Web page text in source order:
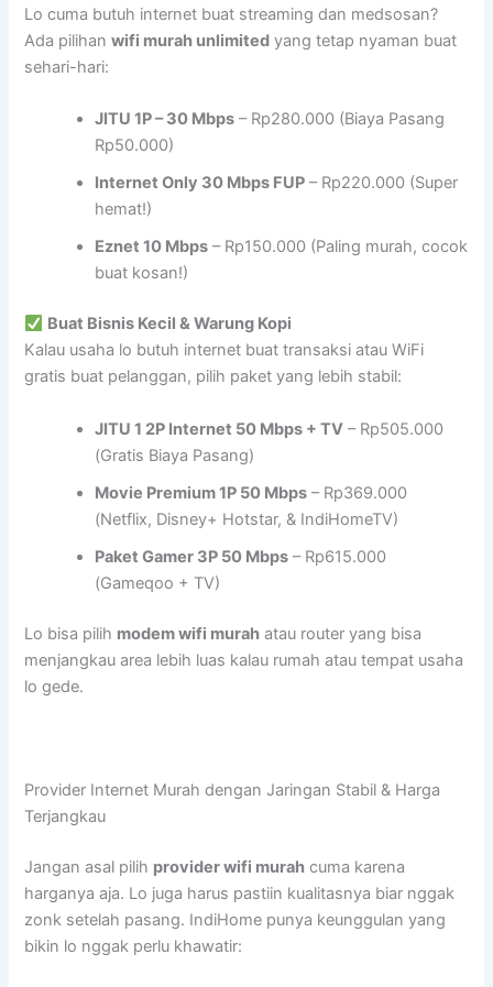
Lo cuma butuh internet buat streaming dan medsosan?
Ada pilihanwifi murah unlimited yang tetap nyaman buat
sehari-hari:
JITU 1P – 30 Mbps – Rp280.000 (Biaya Pasang
Rp50.000)
Internet Only 30 Mbps FUP – Rp220.000 (Super
hemat!)
Eznet 10 Mbps – Rp150.000 (Paling murah, cocok
buat kosan!)
Buat Bisnis Kecil & Warung Kopi
Kalau usaha lo butuh internet buat transaksi atau WiFi
gratis buat pelanggan, pilih paket yang lebih stabil:
JITU 1 2P Internet 50 Mbps + TV – Rp505.000
(Gratis Biaya Pasang)
Movie Premium 1P 50 Mbps – Rp369.000
(Netflix, Disney+ Hotstar, & IndiHomeTV)
Paket Gamer 3P 50 Mbps – Rp615.000
(Gameqoo + TV)
Lo bisa pilih modem wifi murah atau router yang bisa
menjangkau area lebih luas kalau rumah atau tempat usaha
lo gede.
Provider Internet Murah dengan Jaringan Stabil & Harga
Terjangkau
Jangan asal pilih provider wifi murah cuma karena
harganya aja. Lo juga harus pastiin kualitasnya biar nggak
zonk setelah pasang. IndiHome punya keunggulan yang
bikin lo nggak perlu khawatir: